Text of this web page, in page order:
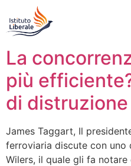
La
più
di
James Taggart, Il
ferroviaria discute con uno
Wilers, il quale gli fa